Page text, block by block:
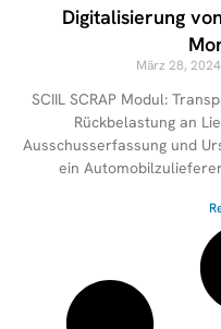
Digitalisierung
März 28, 2024
SCIIL SCRAP Modul:
Rückbelastung an
Ausschusserfassung und
ein